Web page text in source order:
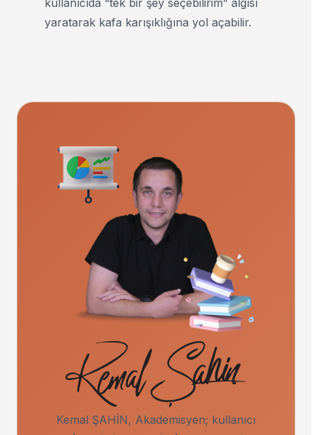
kullanıcıda “tek bir şey seçebilirim” algısı
yaratarak kafa karışıklığına yol açabilir.
Kemal ŞAHİN, Akademisyen; kullanıcı